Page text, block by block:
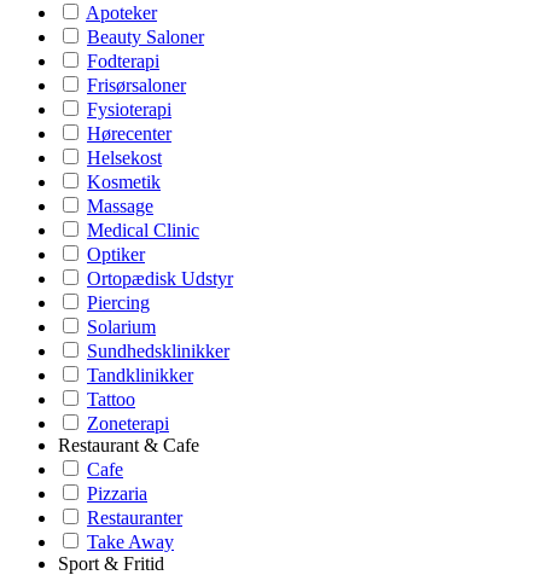
Apoteker
Beauty Saloner
Fodterapi
Frisørsaloner
Fysioterapi
Hørecenter
Helsekost
Kosmetik
Massage
Medical Clinic
Optiker
Ortopædisk Udstyr
Piercing
Solarium
Sundhedsklinikker
Tandklinikker
Tattoo
Zoneterapi
Restaurant & Cafe
Cafe
Pizzaria
Restauranter
Take Away
Sport & Fritid